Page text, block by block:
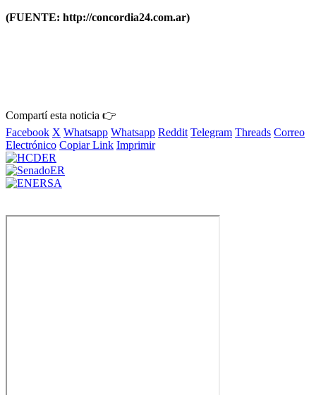
(FUENTE: http://concordia24.com.ar)
Compartí esta noticia 👉
Facebook X Whatsapp Whatsapp Reddit Telegram Threads Correo
Electrónico Copiar Link Imprimir